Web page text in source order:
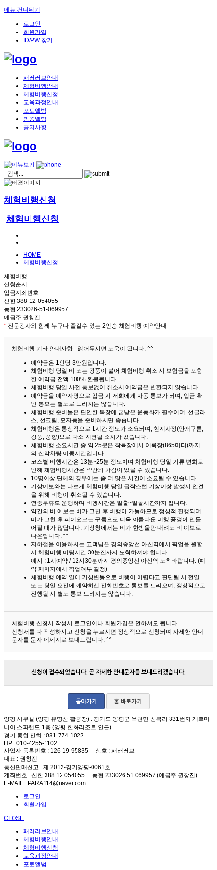
메뉴 건너뛰기
로그인
회원가입
ID/PW 찾기
패러러브안내
체험비행안내
체험비행신청
교육과정안내
포토앨범
방송앨범
공지사항
체험비행신청
체험비행신청
HOME
체험비행신청
체험비행
신청순서
입금계좌번호
신한 388-12-054055
농협 233026-51-069957
예금주 권창진
* 전문강사와 함께 누구나 즐길수 있는 2인승 체험비행 예약안내
체험비행 기타 안내사항 - 읽어두시면 도움이 됩니다. ^^
예약금은 1인당 3만원입니다.
체험비행 당일 비 또는 강풍이 불어 체험비행 취소 시 보험금을 포함
한 예약금 전액 100% 환불됩니다.
체험비행 당일 사전 통보없이 취소시 예약금은 반환되지 않습니다.
예약금을 예약자명으로 입금 시 저희에게 자동 통보가 되며, 입금 확
인 통보는 별도로 드리지는 않습니다.
체험비행 준비물은 편안한 복장에 굽낮은 운동화가 필수이며, 선글라
스, 선크림, 모자등을 준비하시면 좋습니다.
체험비행은 통상적으로 1시간 정도가 소요되며, 현지사정(안개구름,
강풍, 풍향)으로 다소 지연될 소지가 있습니다.
체험비행 소요시간 중 약 25분은 착륙장에서 이륙장(865미터)까지
의 산악차량 이동시간입니다.
코스별 비행시간은 13분~25분 정도이며 체험비행 당일 기류 변화로
인해 체험비행시간은 약간의 가감이 있을 수 있습니다.
10명이상 단체의 경우에는 좀 더 많은 시간이 소요될 수 있습니다.
기상예보와는 다르게 체험비행 당일 급작스런 기상이상 발생시 안전
을 위해 비행이 취소될 수 있습니다.
연중무휴로 운행하며 비행시간은 일출~일몰시간까지 입니다.
약간의 비 예보는 비가 그친 후 비행이 가능하므로 정상적 진행되며
비가 그친 후 피어오르는 구름으로 더욱 아름다운 비행 풍경이 만들
어질 때가 많답니다. 기상청에서는 비가 한방울만 내려도 비 예보로
나온답니다. ^^
지하철을 이용하시는 고객님은 경의중앙선 아신역에서 픽업을 원할
시 체험비행 미팅시간 30분전까지 도착하셔야 합니다.
예시 : 1시예약 / 12시30분까지 경의중앙선 아신역 도착바랍니다. (예
약 페이지에서 픽업여부 결정)
체험비행 예약 일에 기상변동으로 비행이 어렵다고 판단될 시 전일
또는 당일 오전에 예약하신 전화번호로 통보를 드리오며, 정상적으로
진행될 시 별도 통보 드리지는 않습니다.
체험비행 신청서 작성시 로그인이나 회원가입은 안하셔도 됩니다.
신청서를 다 작성하시고 신청을 누르시면 정상적으로 신청되며 자세한 안내
문자를 문자 메세지로 보내드립니다. ^^
신청이 접수되었습니다. 곧 자세한 안내문자를 보내드리겠습니다.
돌아가기 홈 바로가기
양평 사무실 (양평 유명산 활공장) : 경기도 양평군 옥천면 신복리 331번지 게르마
니아 스파랜드 1층 (양평 한화리조트 인근)
경기 통합 전화 : 031-774-1022
HP : 010-4255-1102
사업자 등록번호 : 126-19-95835 상호 : 패러러브
대표 : 권창진
통신판매신고 : 제 2012-경기양평-0061호
계좌번호 : 신한 388 12 054055 농협 233026 51 069957 (예금주 권창진)
E-MAIL : PARA114@naver.com
로그인
회원가입
CLOSE
패러러브안내
체험비행안내
체험비행신청
교육과정안내
포토앨범